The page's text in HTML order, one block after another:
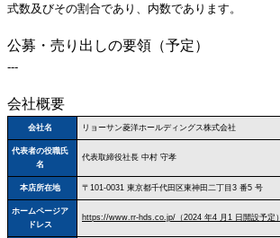
式数及びその割合であり、内数であります。
公募・売り出しの要領（予定）
---
会社概要
会社名 リョーサン菱洋ホールディングス株式会社
代表者の役職氏
名
代表取締役社長 中村 守孝
本店所在地 〒101-0031 東京都千代田区東神田二丁目3 番5 号
ホームページア
ドレス
https://www.rr-hds.co.jp/（2024 年4 月1 日開設予定）